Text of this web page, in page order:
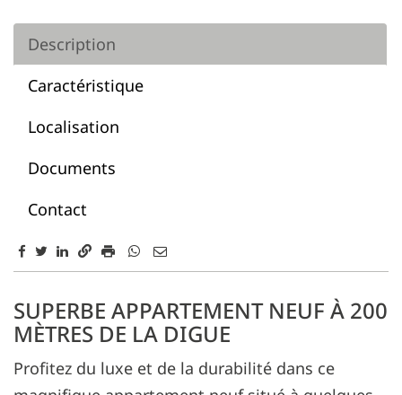
Description
Caractéristique
Localisation
Documents
Contact
Description
SUPERBE APPARTEMENT NEUF À 200
MÈTRES DE LA DIGUE
Profitez du luxe et de la durabilité dans ce